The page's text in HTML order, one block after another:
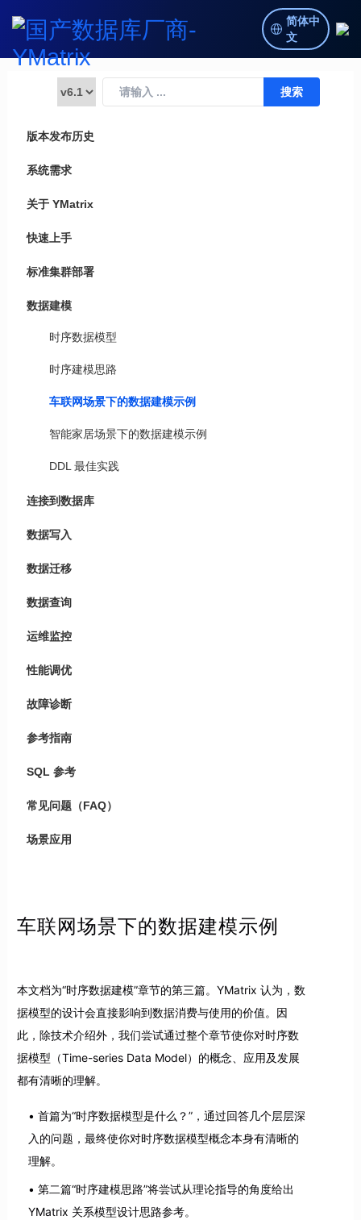
简体中
文
版本发布历史
系统需求
关于 YMatrix
快速上手
标准集群部署
数据建模
时序数据模型
时序建模思路
车联网场景下的数据建模示例
智能家居场景下的数据建模示例
DDL 最佳实践
连接到数据库
数据写入
数据迁移
数据查询
运维监控
性能调优
故障诊断
参考指南
SQL 参考
常见问题（FAQ）
场景应用
车联网场景下的数据建模示例
本文档为“时序数据建模”章节的第三篇。YMatrix 认为，数
据模型的设计会直接影响到数据消费与使用的价值。因
此，除技术介绍外，我们尝试通过整个章节使你对时序数
据模型（Time-series Data Model）的概念、应用及发展
都有清晰的理解。
首篇为“时序数据模型是什么？”，通过回答几个层层深
入的问题，最终使你对时序数据模型概念本身有清晰的
理解。
第二篇“时序建模思路”将尝试从理论指导的角度给出
YMatrix 关系模型设计思路参考。